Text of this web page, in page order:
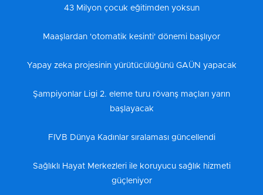
43 Milyon çocuk eğitimden yoksun
Maaşlardan 'otomatik kesinti' dönemi başlıyor
Yapay zeka projesinin yürütücülüğünü GAÜN yapacak
Şampiyonlar Ligi 2. eleme turu rövanş maçları yarın
başlayacak
FIVB Dünya Kadınlar sıralaması güncellendi
Sağlıklı Hayat Merkezleri ile koruyucu sağlık hizmeti
güçleniyor